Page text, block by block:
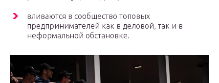
вливаются в сообщество топовых
предпринимателей как в деловой, так и в
неформальной обстановке.